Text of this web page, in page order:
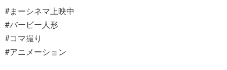
#まーシネマ上映中
#バービー人形
#コマ撮り
#アニメーション